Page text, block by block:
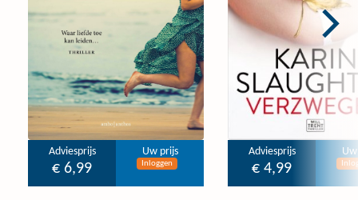
Adviesprijs
€ 6,99
Uw prijs
Inloggen
Adviesprijs
€ 4,99